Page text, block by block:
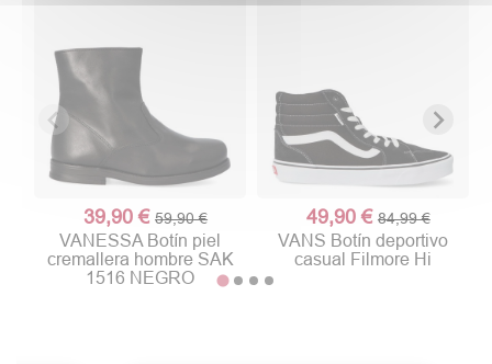
39,90 €59,90 €
VANESSA Botín piel
cremallera hombre SAK
1516 NEGRO
49,90 € 84,99 €
VANS Botín deportivo
casual Filmore Hi